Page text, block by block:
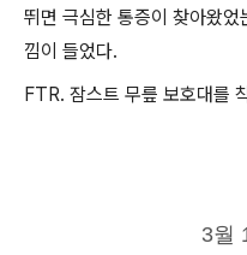
뛰면 극심한 통증이 찾아왔
낌이 들었다.
FTR. 잠스트 무릎 보호대를
3월